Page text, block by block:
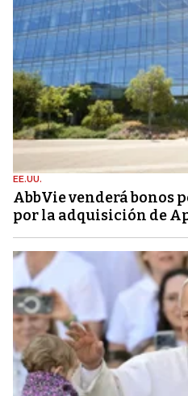
EE.UU.
AbbVie venderá bonos
por la adquisición de